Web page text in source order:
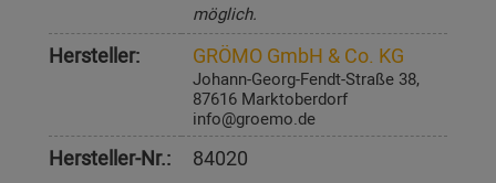
möglich.
Hersteller: GRÖMO GmbH & Co. KG
Johann-Georg-Fendt-Straße 38,
87616 Marktoberdorf
info@groemo.de
Hersteller-Nr.: 84020